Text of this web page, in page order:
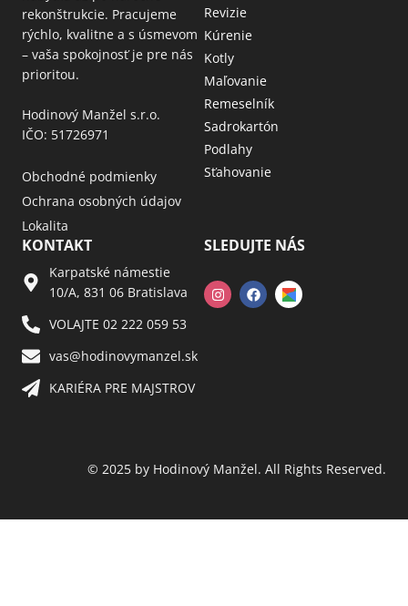
rekonštrukcie. Pracujeme
rýchlo, kvalitne a s úsmevom
– vaša spokojnosť je pre nás
prioritou.
Hodinový Manžel s.r.o.
IČO: 51726971
Obchodné podmienky
Ochrana osobných údajov
Lokalita
Revizie
Kúrenie
Kotly
Maľovanie
Remeselník
Sadrokartón
Podlahy
Sťahovanie
KONTAKT
Karpatské námestie
10/A, 831 06 Bratislava
VOLAJTE 02 222 059 53​
vas@hodinovymanzel.sk​
KARIÉRA PRE MAJSTROV​
SLEDUJTE NÁS
© 2025 by Hodinový Manžel. All Rights Reserved.